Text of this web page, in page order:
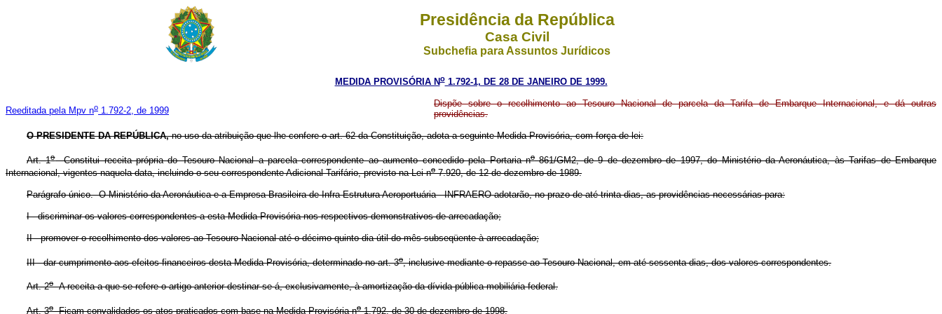
Presidência da República
Casa Civil
Subchefia para Assuntos Jurídicos
MEDIDA PROVISÓRIA No1.792-1, DE 28 DE JANEIRO DE 1999.
Reeditada pela Mpv no 1.792-2, de 1999
Dispõe sobre o recolhimento ao Tesouro Nacional de parcela da Tarifa de Embarque Internacional, e dá outras
providências.
O PRESIDENTE DA REPÚBLICA,no uso da atribuição que lhe confere o art. 62 da Constituição, adota a seguinte Medida Provisória, com força de lei:
Art. 1oConstitui receita própria do Tesouro Nacional a parcela correspondente ao aumento concedido pela Portaria no861/GM2, de 9 de dezembro de 1997, do Ministério da Aeronáutica, às Tarifas de Embarque
Internacional, vigentes naquela data, incluindo o seu correspondente Adicional Tarifário, previsto na Lei no7.920, de 12 de dezembro de 1989.
Parágrafo único. O Ministério da Aeronáutica e a Empresa Brasileira de Infra-Estrutura Aeroportuária - INFRAERO adotarão, no prazo de até trinta dias, as providências necessárias para:
I - discriminar os valores correspondentes a esta Medida Provisória nos respectivos demonstrativos de arrecadação;
II - promover o recolhimento dos valores ao Tesouro Nacional até o décimo quinto dia útil do mês subseqüente à arrecadação;
III - dar cumprimento aos efeitos financeiros desta Medida Provisória, determinado no art. 3o, inclusive mediante o repasse ao Tesouro Nacional, em até sessenta dias, dos valores correspondentes.
Art. 2oA receita a que se refere o artigo anterior destinar-se-á, exclusivamente, à amortização da dívida pública mobiliária federal.
Art. 3oFicam convalidados os atos praticados com base na Medida Provisória no1.792, de 30 de dezembro de 1998.